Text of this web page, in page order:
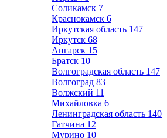
Соликамск 7
Краснокамск 6
Иркутская область 147
Иркутск 68
Ангарск 15
Братск 10
Волгоградская область 147
Волгоград 83
Волжский 11
Михайловка 6
Ленинградская область 140
Гатчина 12
Мурино 10